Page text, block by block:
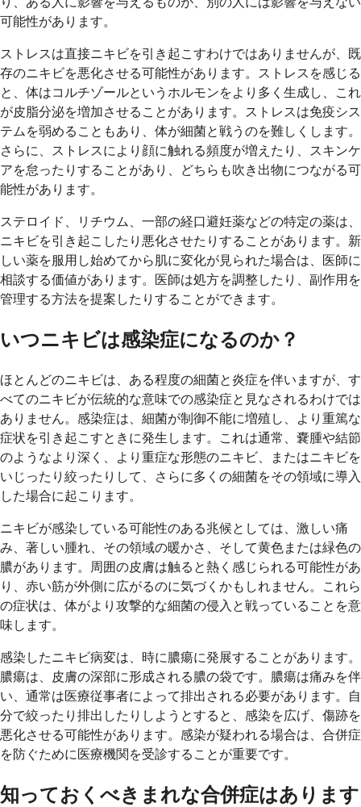
可能性があります。
ストレスは直接ニキビを引き起こすわけではありませんが、既
存のニキビを悪化させる可能性があります。ストレスを感じる
と、体はコルチゾールというホルモンをより多く生成し、これ
が皮脂分泌を増加させることがあります。ストレスは免疫シス
テムを弱めることもあり、体が細菌と戦うのを難しくします。
さらに、ストレスにより顔に触れる頻度が増えたり、スキンケ
アを怠ったりすることがあり、どちらも吹き出物につながる可
能性があります。
ステロイド、リチウム、一部の経口避妊薬などの特定の薬は、
ニキビを引き起こしたり悪化させたりすることがあります。新
しい薬を服用し始めてから肌に変化が見られた場合は、医師に
相談する価値があります。医師は処方を調整したり、副作用を
管理する方法を提案したりすることができます。
いつニキビは感染症になるのか？
ほとんどのニキビは、ある程度の細菌と炎症を伴いますが、す
べてのニキビが伝統的な意味での感染症と見なされるわけでは
ありません。感染症は、細菌が制御不能に増殖し、より重篤な
症状を引き起こすときに発生します。これは通常、嚢腫や結節
のようなより深く、より重症な形態のニキビ、またはニキビを
いじったり絞ったりして、さらに多くの細菌をその領域に導入
した場合に起こります。
ニキビが感染している可能性のある兆候としては、激しい痛
み、著しい腫れ、その領域の暖かさ、そして黄色または緑色の
膿があります。周囲の皮膚は触ると熱く感じられる可能性があ
り、赤い筋が外側に広がるのに気づくかもしれません。これら
の症状は、体がより攻撃的な細菌の侵入と戦っていることを意
味します。
感染したニキビ病変は、時に膿瘍に発展することがあります。
膿瘍は、皮膚の深部に形成される膿の袋です。膿瘍は痛みを伴
い、通常は医療従事者によって排出される必要があります。自
分で絞ったり排出したりしようとすると、感染を広げ、傷跡を
悪化させる可能性があります。感染が疑われる場合は、合併症
を防ぐために医療機関を受診することが重要です。
知っておくべきまれな合併症はあります